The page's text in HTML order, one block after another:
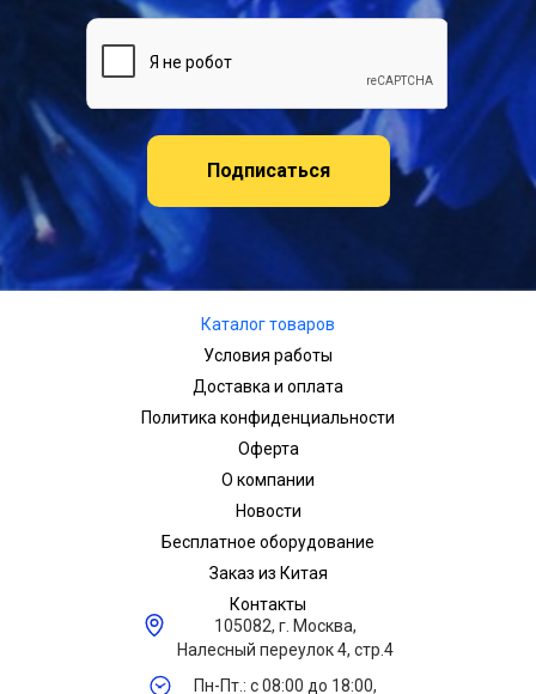
Подписаться
Каталог товаров
Условия работы
Доставка и оплата
Политика конфиденциальности
Оферта
О компании
Новости
Бесплатное оборудование
Заказ из Китая
Контакты
105082, г. Москва,
Налесный переулок 4, стр.4
Пн-Пт.: с 08:00 до 18:00,